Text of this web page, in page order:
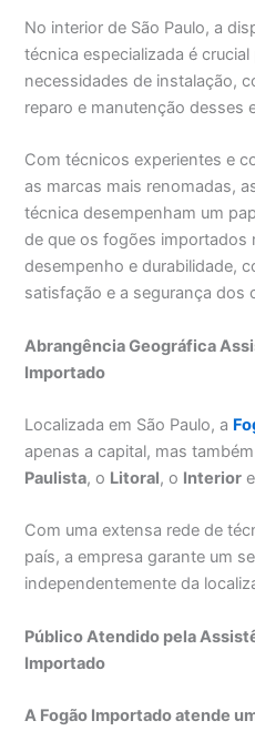
No interior de São Paulo, a
técnica especializada é
necessidades de instalação,
reparo e manutenção desses
Com técnicos experientes e
as marcas mais renomadas,
técnica desempenham um
de que os fogões importados
desempenho e durabilidade,
satisfação e a segurança dos
Abrangência Geográfica
Importado
Localizada em São Paulo, a
apenas a capital, mas
Paulista, o Litoral, o Interior
Com uma extensa rede de
país, a empresa garante um
independentemente da
Público Atendido pela
Importado
A Fogão Importado atende